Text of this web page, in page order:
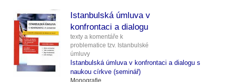
Istanbulská úmluva v
konfrontaci a dialogu
texty a komentáře k
problematice tzv. Istanbulské
úmluvy
Istanbulská úmluva v konfrontaci a dialogu s
naukou církve (seminář)
Monografie